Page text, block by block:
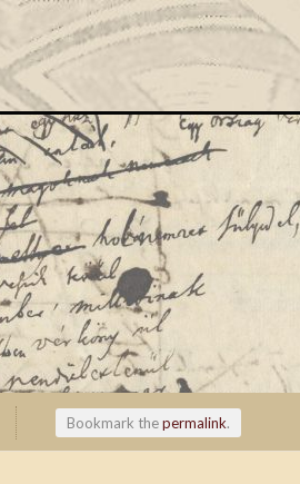
Bookmark thepermalink.